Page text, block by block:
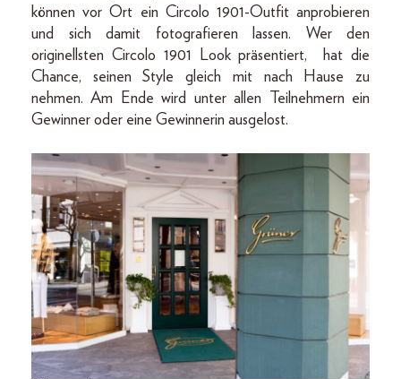
können vor Ort ein Circolo 1901-Outfit anprobieren
und sich damit fotografieren lassen. Wer den
originellsten Circolo 1901 Look präsentiert, hat die
Chance, seinen Style gleich mit nach Hause zu
nehmen. Am Ende wird unter allen Teilnehmern ein
Gewinner oder eine Gewinnerin ausgelost.